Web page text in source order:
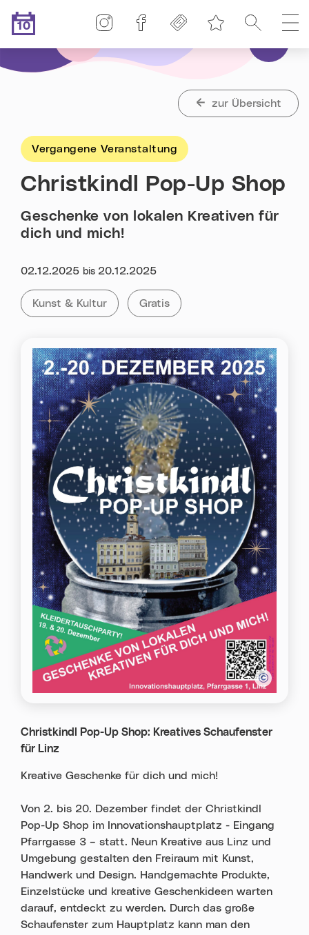
Heute ist der
10
Suche
Freikarten
Linz-Termine auf Facebook
Linz-Termine auf Instagram
zur Übersicht
Vergangene Veranstaltung
Christkindl Pop-Up Shop
Geschenke von lokalen Kreativen für
dich und mich!
Datum:
02.12.2025 bis 20.12.2025
Kategorie:
Alle Veranstaltungen der Kategorie
Kunst & Kultur Alle Veranstaltungen mit
Gratis
Christkindl Pop-Up Shop: Kreatives Schaufenster
für Linz
Kreative Geschenke für dich und mich!
Von 2. bis 20. Dezember findet der Christkindl
Pop-Up Shop im Innovationshauptplatz - Eingang
Pfarrgasse 3 – statt. Neun Kreative aus Linz und
Umgebung gestalten den Freiraum mit Kunst,
Handwerk und Design. Handgemachte Produkte,
Einzelstücke und kreative Geschenkideen warten
darauf, entdeckt zu werden. Durch das große
Schaufenster zum Hauptplatz kann man den